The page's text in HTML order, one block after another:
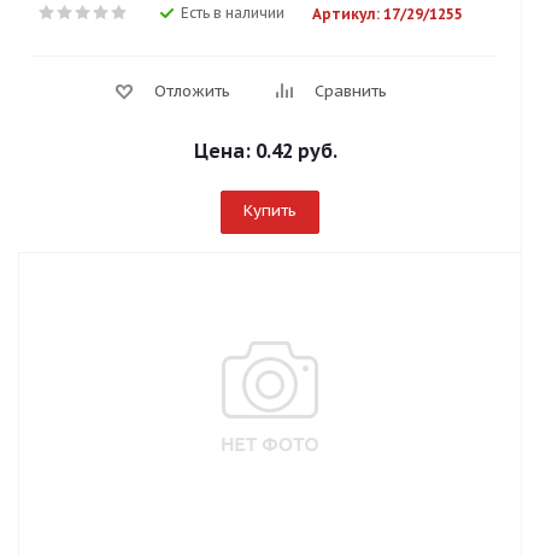
Есть в наличии Артикул: 17/29/1255
Отложить Сравнить
Цена: 0.42 руб.
Купить